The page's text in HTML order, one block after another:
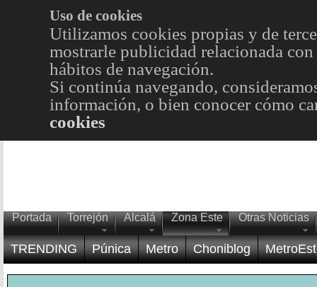
Uso de cookies
Utilizamos cookies propias y de
mostrarle publicidad relacionada
hábitos de navegación.
Si continúa navegando,
información, o bien conocer cómo
cookies
Portada Torrejón Alcalá Zona Este Otras Noticias
TRENDING Púnica Metro Choniblog